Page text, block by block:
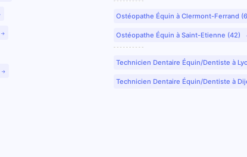
Ostéopathe Équin à Clermont-Ferrand
Ostéopathe Équin à Saint-Etienne (42)
Technicien Dentaire Équin/Dentiste à
Technicien Dentaire Équin/Dentiste à